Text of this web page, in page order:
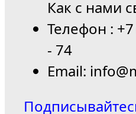
Как с нами
Телефон :
- 74
Email: